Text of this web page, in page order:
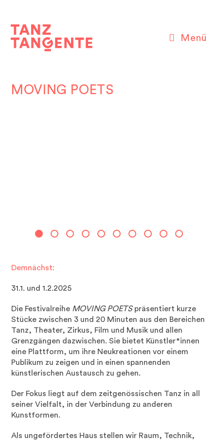
Menü
MOVING POETS
Demnächst:
31.1. und 1.2.2025
Die Festivalreihe MOVING POETS präsentiert kurze
Stücke zwischen 3 und 20 Minuten aus den Bereichen
Tanz, Theater, Zirkus, Film und Musik und allen
Grenzgängen dazwischen. Sie bietet Künstler*innen
eine Plattform, um ihre Neukreationen vor einem
Publikum zu zeigen und in einen spannenden
künstlerischen Austausch zu gehen.
Der Fokus liegt auf dem zeitgenössischen Tanz in all
seiner Vielfalt, in der Verbindung zu anderen
Kunstformen.
Als ungefördertes Haus stellen wir Raum, Technik,